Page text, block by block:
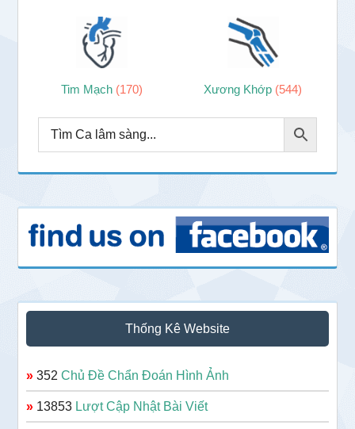
Tim Mạch (170) Xương Khớp (544)
Thống Kê Website
» 352Chủ Đề Chẩn Đoán Hình Ảnh
» 13853 Lượt Cập Nhật Bài Viết